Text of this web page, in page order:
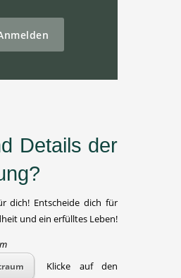
Details der
dich! Entscheide dich für
und ein erfülltes Leben!
Klicke auf den